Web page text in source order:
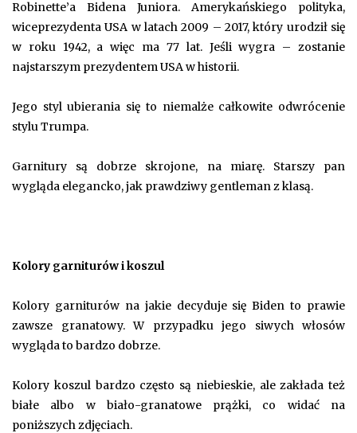
Robinette’a Bidena Juniora. Amerykańskiego polityka,
wiceprezydenta USA w latach 2009 – 2017, który urodził się
w roku 1942, a więc ma 77 lat. Jeśli wygra – zostanie
najstarszym prezydentem USA w historii.
Jego styl ubierania się to niemalże całkowite odwrócenie
stylu Trumpa.
Garnitury są dobrze skrojone, na miarę. Starszy pan
wygląda elegancko, jak prawdziwy gentleman z klasą.
Kolory garniturów i koszul
Kolory garniturów na jakie decyduje się Biden to prawie
zawsze granatowy. W przypadku jego siwych włosów
wygląda to bardzo dobrze.
Kolory koszul bardzo często są niebieskie, ale zakłada też
białe albo w biało-granatowe prążki, co widać na
poniższych zdjęciach.